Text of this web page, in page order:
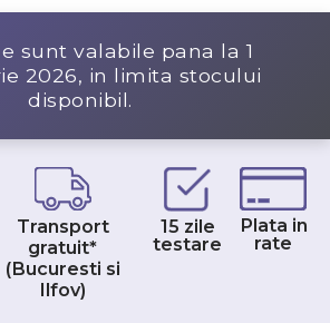
sunt valabile pana la 1
2026, in limita stocului
disponibil.
Transport
gratuit*
(Bucuresti si
Ilfov)
15 zile
testare
Plata in
rate